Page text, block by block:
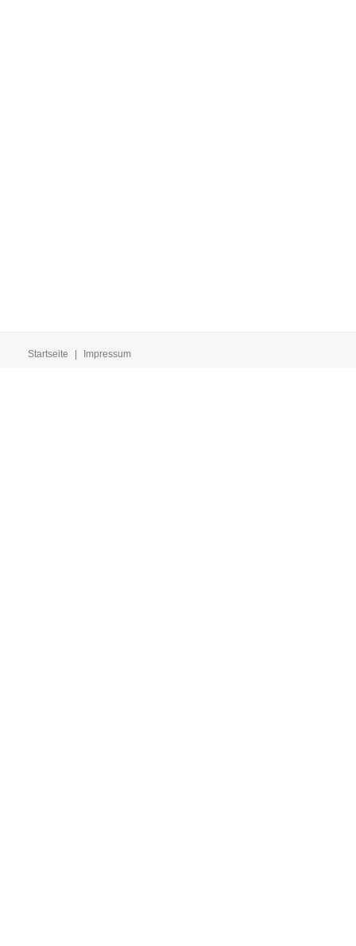
Startseite Impressum